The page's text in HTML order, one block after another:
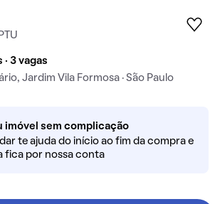
· 3 vagas
Jardim Vila Formosa · São Paulo
imóvel sem complicação
te ajuda do início ao fim da compra e
fica por nossa conta